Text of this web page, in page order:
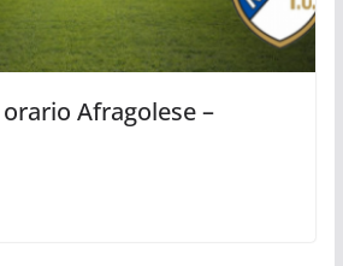
Afragolese –